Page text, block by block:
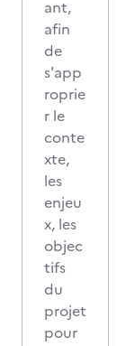
ant,
afin
de
s'app
roprie
r le
conte
xte,
les
enjeu
x, les
objec
tifs
du
projet
pour